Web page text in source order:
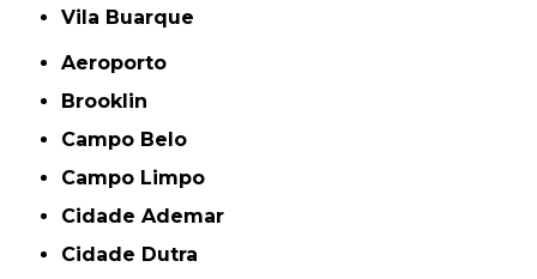
Vila Buarque
Aeroporto
Brooklin
Campo Belo
Campo Limpo
Cidade Ademar
Cidade Dutra